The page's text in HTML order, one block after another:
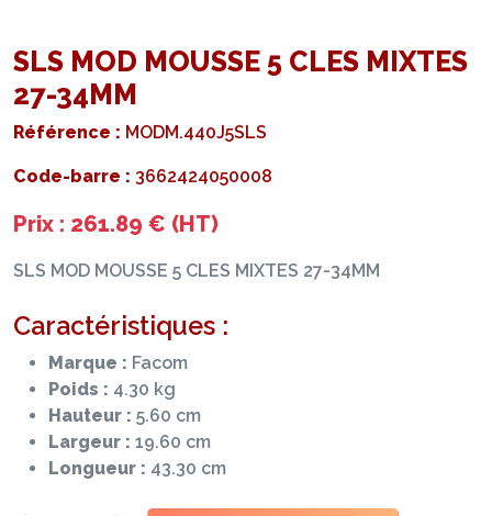
SLS MOD MOUSSE 5 CLES MIXTES
27-34MM
Référence : MODM.440J5SLS
Code-barre : 3662424050008
Prix : 261.89 € (HT)
SLS MOD MOUSSE 5 CLES MIXTES 27-34MM
Caractéristiques :
Marque : Facom
Poids : 4.30 kg
Hauteur : 5.60 cm
Largeur : 19.60 cm
Longueur : 43.30 cm